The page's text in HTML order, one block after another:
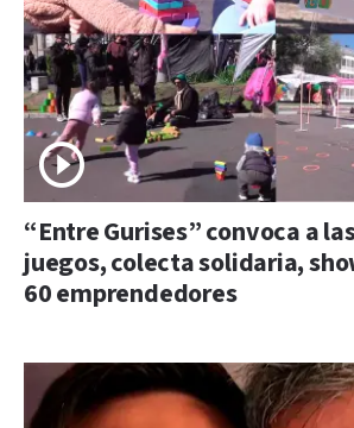
“Entre Gurises” convoca a
juegos, colecta solidaria,
60 emprendedores